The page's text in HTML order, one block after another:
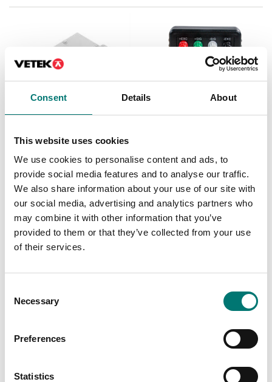
Consent Details About
This website uses cookies
We use cookies to personalise content and ads, to
provide social media features and to analyse our traffic.
We also share information about your use of our site with
our social media, advertising and analytics partners who
may combine it with other information that you’ve
provided to them or that they’ve collected from your use
of their services.
Selection
Necessary
Preferences
Statistics
Kopplingsbox i
rostfritt IP68/IP69K
för 4st lastceller, AISI
304.
Artikelnr: JB4QIP69K
4 785 kr
Pris från: 2 990 kr